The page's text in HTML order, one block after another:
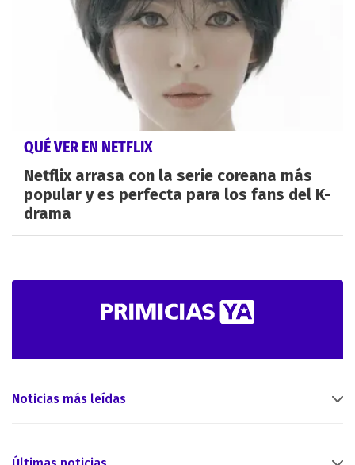
QUÉ VER EN NETFLIX
Netflix arrasa con la serie coreana más
popular y es perfecta para los fans del K-
drama
Noticias más leídas